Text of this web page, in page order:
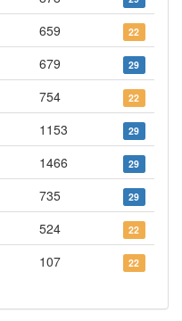
659 22
679 29
754 22
1153 29
1466 29
735 29
524 22
107 22